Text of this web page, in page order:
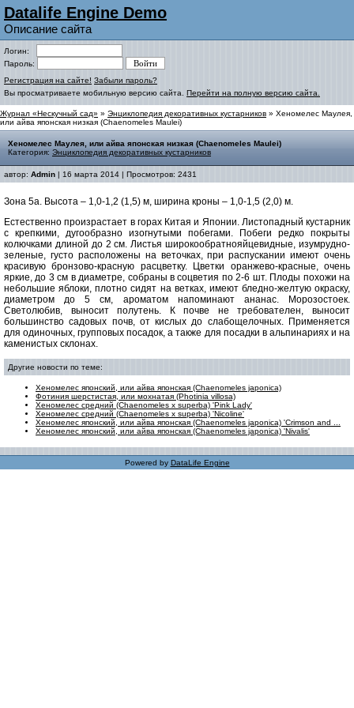
Datalife Engine Demo
Описание сайта
Логин:
Пароль:
Регистрация на сайте! Забыли пароль?
Вы просматриваете мобильную версию сайта. Перейти на полную версию сайта.
Журнал «Нескучный сад» » Энциклопедия декоративных кустарников » Хеномелес Маулея,
или айва японская низкая (Chaenomeles Maulei)
Хеномелес Маулея, или айва японская низкая (Chaenomeles Maulei)
Категория: Энциклопедия декоративных кустарников
автор: Admin | 16 марта 2014 | Просмотров: 2431
Зона 5а. Высота – 1,0-1,2 (1,5) м, ширина кроны – 1,0-1,5 (2,0) м.
Естественно произрастает в горах Китая и Японии. Листопадный кустарник
с крепкими, дугообразно изогнутыми побегами. Побеги редко покрыты
колючками длиной до 2 см. Листья широкообратнояйцевидные, изумрудно-
зеленые, густо расположены на веточках, при распускании имеют очень
красивую бронзово-красную расцветку. Цветки оранжево-красные, очень
яркие, до 3 см в диаметре, собраны в соцветия по 2-6 шт. Плоды похожи на
небольшие яблоки, плотно сидят на ветках, имеют бледно-желтую окраску,
диаметром до 5 см, ароматом напоминают ананас. Морозостоек.
Светолюбив, выносит полутень. К почве не требователен, выносит
большинство садовых почв, от кислых до слабощелочных. Применяется
для одиночных, групповых посадок, а также для посадки в альпинариях и на
каменистых склонах.
Другие новости по теме:
Хеномелес японский, или айва японская (Chaenomeles japonica)
Фотиния шерстистая, или мохнатая (Photinia villosa)
Хеномелес средний (Chaenomeles х superba) 'Pink Lady'
Хеномелес средний (Chaenomeles х superba) 'Nicoline'
Хеномелес японский, или айва японская (Chaenomeles japonica) 'Crimson and ...
Хеномелес японский, или айва японская (Chaenomeles japonica) 'Nivalis'
Powered by DataLife Engine